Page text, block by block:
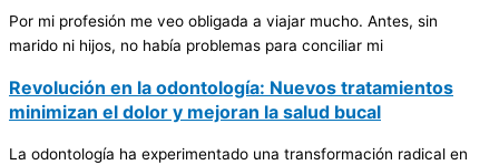
Por mi profesión me veo obligada a viajar mucho. Antes, sin
marido ni hijos, no había problemas para conciliar mi
Revolución en la odontología: Nuevos tratamientos
minimizan el dolor y mejoran la salud bucal
La odontología ha experimentado una transformación radical en